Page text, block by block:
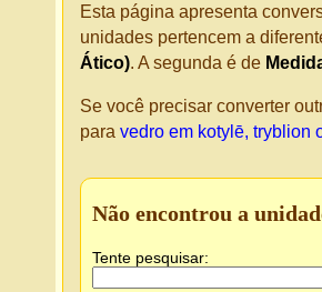
Esta página apresenta
unidades pertencem a
Ático). A segunda é de
Se você precisar converter
para vedro em kotylē, tryblion
Não encontrou a
Tente pesquisar: